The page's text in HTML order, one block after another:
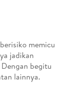
memicu
jadikan
begitu
lainnya.